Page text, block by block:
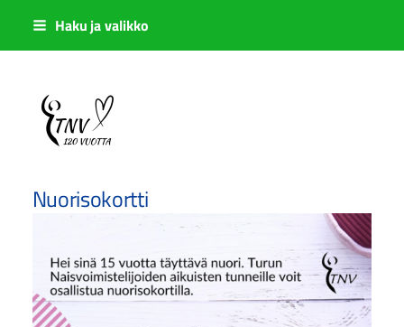
Siirry
sisältöön
Haku ja valikko
Sivuston etusivulle
Nuorisokortti